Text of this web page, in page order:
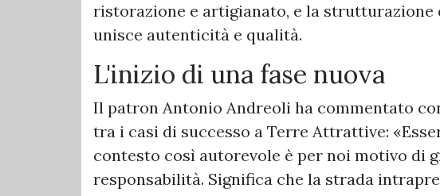
ristorazione e artigianato, e la strutturazione
unisce autenticità e qualità.
L'inizio di una fase nuova
Il patron Antonio Andreoli ha commentato
tra i casi di successo a Terre Attrattive:
contesto così autorevole è per noi motivo di
responsabilità. Significa che la strada